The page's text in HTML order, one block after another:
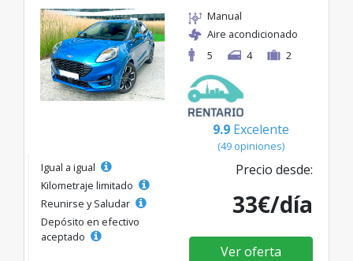
Manual
Aire acondicionado
5
4 2
9.9 Excelente
(49 opiniones)
Igual a igual
Kilometraje limitado
Reunirse y Saludar
Depósito en efectivo
aceptado
Precio desde:
33€/día
Ver oferta